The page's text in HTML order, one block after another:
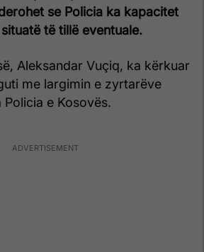
se Policia ka kapacitet
të tillë eventuale.
Aleksandar Vuçiq, ka kërkuar
me largimin e zyrtarëve
e Kosovës.